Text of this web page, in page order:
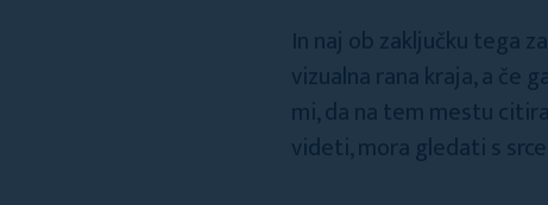
In naj ob zaključku tega
vizualna rana kraja, a če
mi, da na tem mestu
videti, mora gledati s